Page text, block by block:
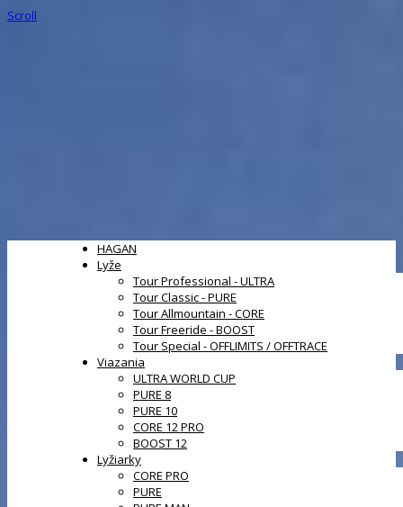
Scroll
HAGAN
Lyže
Tour Professional - ULTRA
Tour Classic - PURE
Tour Allmountain - CORE
Tour Freeride - BOOST
Tour Special - OFFLIMITS / OFFTRACE
Viazania
ULTRA WORLD CUP
PURE 8
PURE 10
CORE 12 PRO
BOOST 12
Lyžiarky
CORE PRO
PURE